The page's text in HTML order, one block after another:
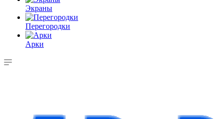
Экраны
Перегородки
Арки